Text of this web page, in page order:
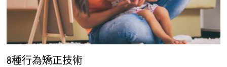
8種行為矯正技術